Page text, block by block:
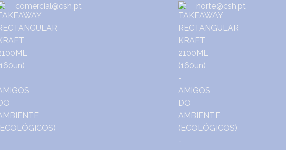
comercial@csh.pt norte@csh.pt